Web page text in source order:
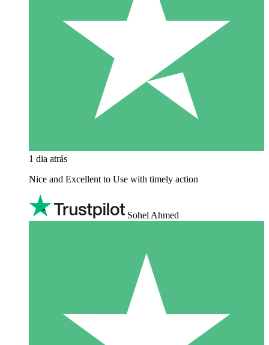
1 dia atrás
Nice and Excellent to Use with timely action
Sohel Ahmed